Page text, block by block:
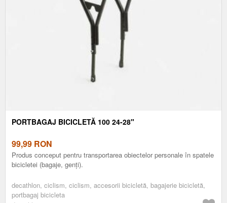
PORTBAGAJ BICICLETĂ 100 24-28"
99,99 RON
Produs conceput pentru transportarea obiectelor personale în spatele
bicicletei (bagaje, genți).
decathlon, ciclism, ciclism, accesorii bicicletă, bagajerie bicicletă,
portbagaj bicicleta